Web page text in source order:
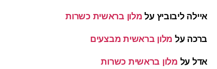
איילה ליבוביץ על מלון בראשית כשרות
ברכה על מלון בראשית מבצעים
אדל על מלון בראשית כשרות